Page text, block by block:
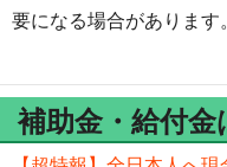
要になる場合があります
補助金・給付金